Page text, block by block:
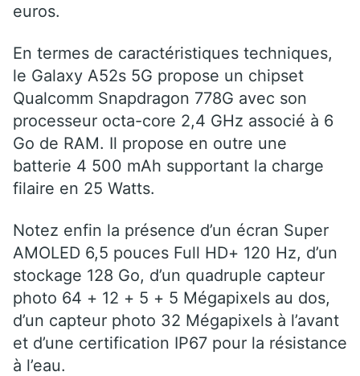
euros.
En termes de caractéristiques techniques,
le Galaxy A52s 5G propose un chipset
Qualcomm Snapdragon 778G avec son
processeur octa-core 2,4 GHz associé à 6
Go de RAM. Il propose en outre une
batterie 4 500 mAh supportant la charge
filaire en 25 Watts.
Notez enfin la présence d’un écran Super
AMOLED 6,5 pouces Full HD+ 120 Hz, d’un
stockage 128 Go, d’un quadruple capteur
photo 64 + 12 + 5 + 5 Mégapixels au dos,
d’un capteur photo 32 Mégapixels à l’avant
et d’une certification IP67 pour la résistance
à l’eau.